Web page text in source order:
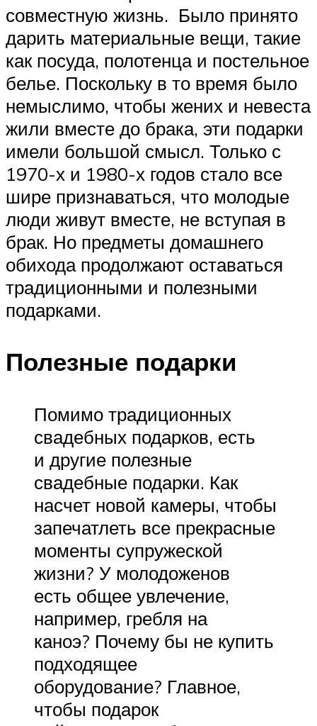
совместную жизнь. Было принято
дарить материальные вещи, такие
как посуда, полотенца и постельное
белье. Поскольку в то время было
немыслимо, чтобы жених и невеста
жили вместе до брака, эти подарки
имели большой смысл. Только с
1970-х и 1980-х годов стало все
шире признаваться, что молодые
люди живут вместе, не вступая в
брак. Но предметы домашнего
обихода продолжают оставаться
традиционными и полезными
подарками.
Полезные подарки
Помимо традиционных
свадебных подарков, есть
и другие полезные
свадебные подарки. Как
насчет новой камеры, чтобы
запечатлеть все прекрасные
моменты супружеской
жизни? У молодоженов
есть общее увлечение,
например, гребля на
каноэ? Почему бы не купить
подходящее
оборудование? Главное,
чтобы подарок